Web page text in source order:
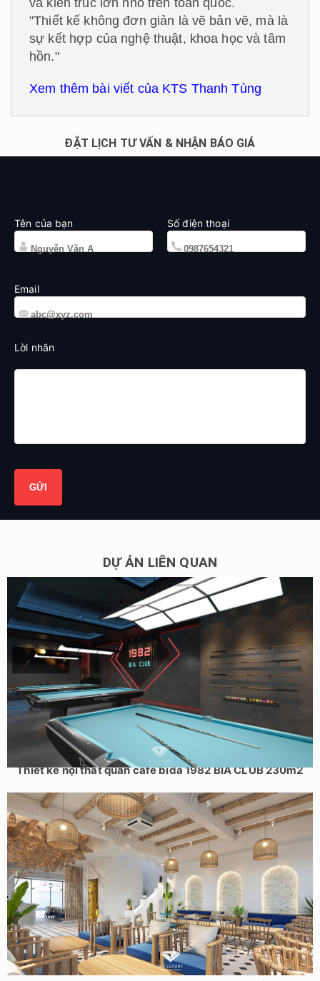
"Thiết kế không đơn giản là vẽ bản vẽ, mà là
sự kết hợp của nghệ thuật, khoa học và tâm
hồn."
Xem thêm bài viết của KTS Thanh Tùng
ĐẶT LỊCH TƯ VẤN & NHẬN BÁO GIÁ
Tên của bạn Số điện thoại
Email
Lời nhắn
DỰ ÁN LIÊN QUAN
Thiết kế nội thất quán cafe bida 1982 BIA CLUB 230m2